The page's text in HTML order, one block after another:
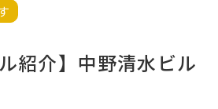
紹介】中野清水ビル